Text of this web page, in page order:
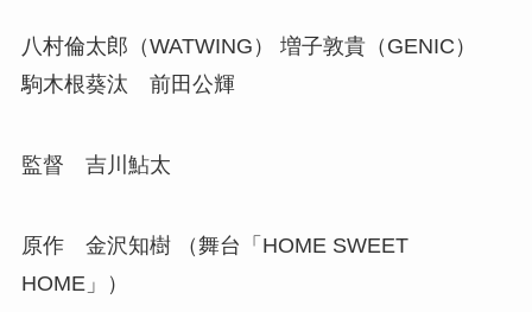
八村倫太郎（WATWING） 増子敦貴（GENIC）
駒木根葵汰 前田公輝
監督 吉川鮎太
原作 金沢知樹 （舞台「HOME SWEET
HOME」）